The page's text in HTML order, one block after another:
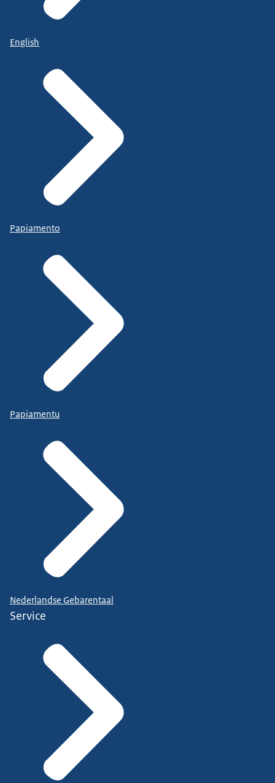
English
Papiamento
Papiamentu
Nederlandse Gebarentaal
Service